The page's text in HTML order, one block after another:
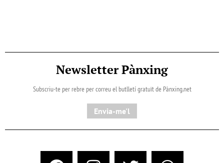
Newsletter Pànxing
Subscriu-te per rebre per correu el butlletí gratuït de Pànxing.net​
Envia-me'l